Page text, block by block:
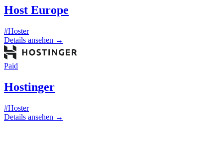
Host Europe
#Hoster
Details ansehen →
Paid
Hostinger
#Hoster
Details ansehen →